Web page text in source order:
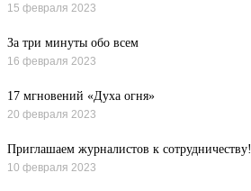
15 февраля 2023
За три минуты обо всем
16 февраля 2023
17 мгновений «Духа огня»
20 февраля 2023
Приглашаем журналистов к сотрудничеству!
10 февраля 2023